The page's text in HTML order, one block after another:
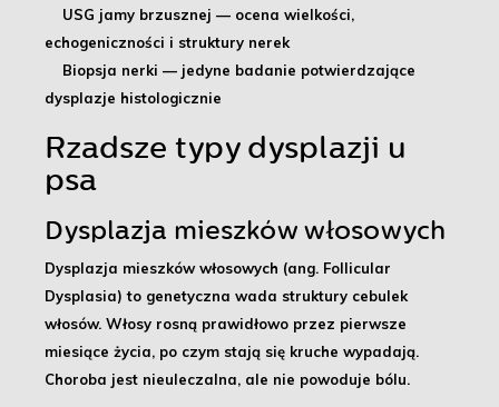
USG jamy brzusznej — ocena wielkości,
echogeniczności i struktury nerek
Biopsja nerki — jedyne badanie potwierdzające
dysplazje histologicznie
Rzadsze typy dysplazji u
psa
Dysplazja mieszków włosowych
Dysplazja mieszków włosowych (ang. Follicular
Dysplasia) to genetyczna wada struktury cebulek
włosów. Włosy rosną prawidłowo przez pierwsze
miesiące życia, po czym stają się kruche wypadają.
Choroba jest nieuleczalna, ale nie powoduje bólu.